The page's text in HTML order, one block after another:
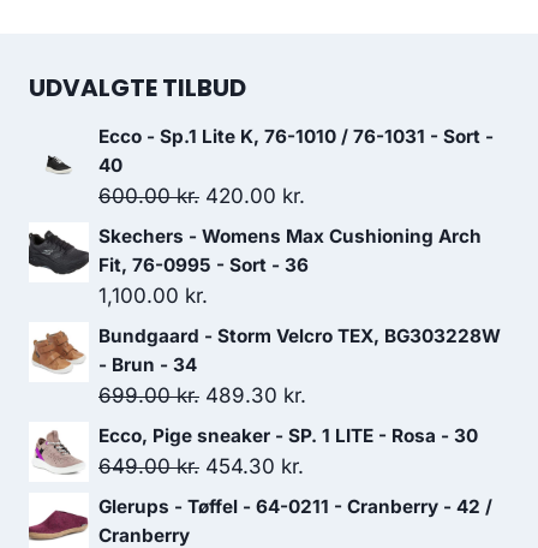
UDVALGTE TILBUD
Ecco - Sp.1 Lite K, 76-1010 / 76-1031 - Sort -
40
600.00kr. Den
oprindelige
pris
600.00 kr..
420.00 kr.
aktuelle
pris
420.00 kr..
Skechers - Womens Max Cushioning Arch
Fit, 76-0995 - Sort - 36
1,100.00 kr.
Bundgaard - Storm Velcro TEX, BG303228W
- Brun - 34
699.00kr. Den
oprindelige
pris
489.30 kr.
aktuelle
Ecco, Pige sneaker - SP. 1 LITE - Rosa - 30
649.00kr. Den
oprindelige
454.30 kr.
aktuelle
Glerups - Tøffel - 64-0211 - Cranberry - 42 /
Cranberry